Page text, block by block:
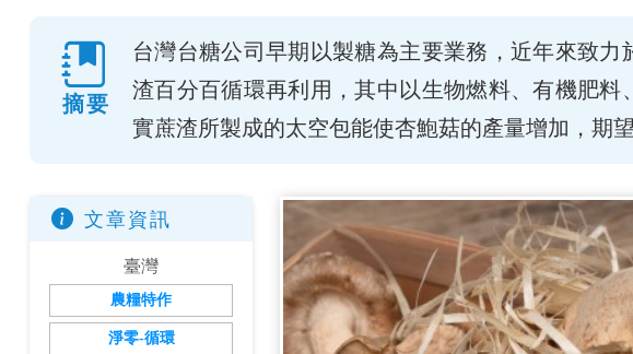
摘要
台灣台糖公司早期以製糖為主要業務，近年來致
渣百分百循環再利用，其中以生物燃料、有機肥
實蔗渣所製成的太空包能使杏鮑菇的產量增加，期
文章資訊
臺灣
農糧特作
淨零-循環